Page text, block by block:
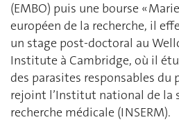
(EMBO) puis une bourse «
européen de la recherche, il
un stage post-doctoral au
Institute à Cambridge, où il
des parasites responsables du
rejoint l’Institut national de la
recherche médicale (INSERM).